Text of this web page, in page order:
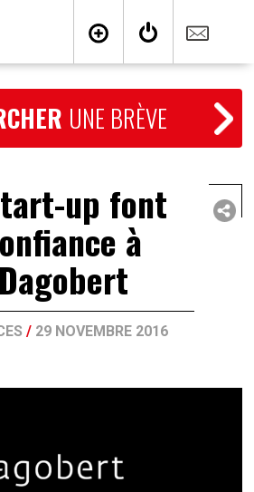
UNE BRÈVE
up font
à
Dagobert
/ 29 NOVEMBRE 2016